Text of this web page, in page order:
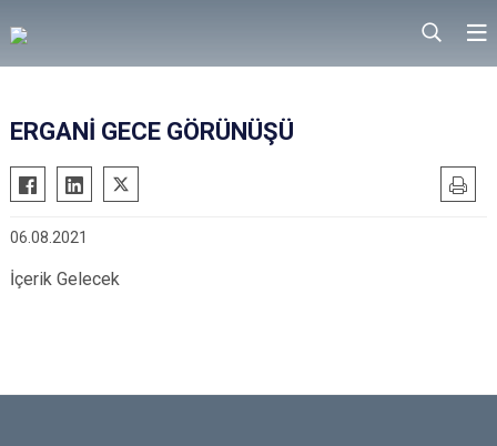
ERGANİ GECE GÖRÜNÜŞÜ
06.08.2021
İçerik Gelecek